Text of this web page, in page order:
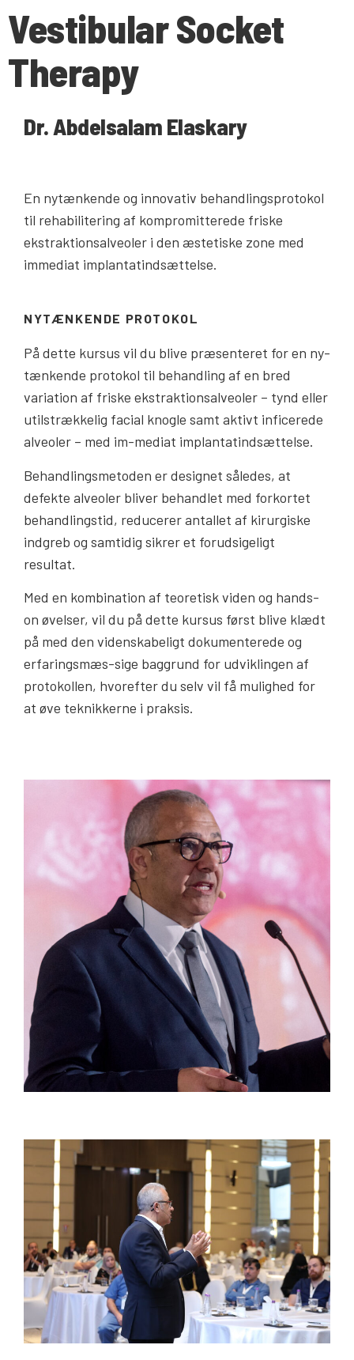
Vestibular Socket
Therapy
Dr. Abdelsalam Elaskary
En nytænkende og innovativ behandlingsprotokol
til rehabilitering af kompromitterede friske
ekstraktionsalveoler i den æstetiske zone med
immediat implantatindsættelse.
NYTÆNKENDE PROTOKOL
På dette kursus vil du blive præsenteret for en ny-
tænkende protokol til behandling af en bred
variation af friske ekstraktionsalveoler – tynd eller
utilstrækkelig facial knogle samt aktivt inficerede
alveoler – med im-mediat implantatindsættelse.
Behandlingsmetoden er designet således, at
defekte alveoler bliver behandlet med forkortet
behandlingstid, reducerer antallet af kirurgiske
indgreb og samtidig sikrer et forudsigeligt
resultat.
Med en kombination af teoretisk viden og hands-
on øvelser, vil du på dette kursus først blive klædt
på med den videnskabeligt dokumenterede og
erfaringsmæs-sige baggrund for udviklingen af
protokollen, hvorefter du selv vil få mulighed for
at øve teknikkerne i praksis.